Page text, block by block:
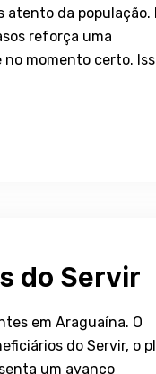
atento da população.
reforça uma
momento certo.
do Servir
em Araguaína. O
do Servir, o
um avanço